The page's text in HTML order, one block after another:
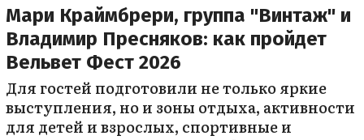
Мари Краймбрери, группа "Винтаж" и
Владимир Пресняков: как пройдет
Вельвет Фест 2026
Для гостей подготовили не только яркие
выступления, но и зоны отдыха, активности
для детей и взрослых, спортивные и